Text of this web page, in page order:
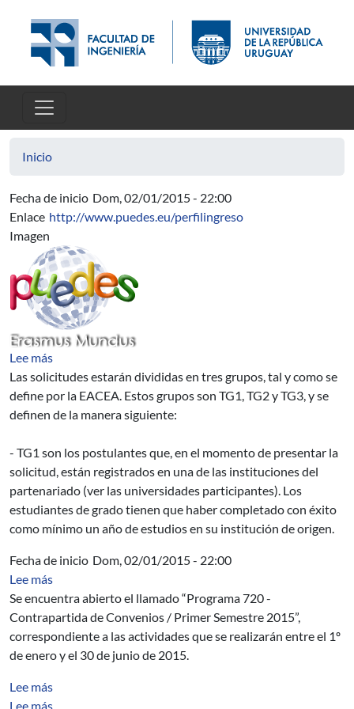
Inicio
Fecha de inicio Dom, 02/01/2015 - 22:00
Enlace http://www.puedes.eu/perfilingreso
Imagen
Lee mássobre Erasmus Mundus - Puedes
Las solicitudes estarán divididas en tres grupos, tal y como se
define por la EACEA. Estos grupos son TG1, TG2 y TG3, y se
definen de la manera siguiente:
- TG1 son los postulantes que, en el momento de presentar la
solicitud, están registrados en una de las instituciones del
partenariado (ver las universidades participantes). Los
estudiantes de grado tienen que haber completado con éxito
como mínimo un año de estudios en su institución de origen.
Fecha de inicio Dom, 02/01/2015 - 22:00
Lee mássobre Programa 720 Contrapartida de Convenios -
Se encuentra abierto el llamado “Programa 720 -
Contrapartida de Convenios / Primer Semestre 2015”,
correspondiente a las actividades que se realizarán entre el 1º
de enero y el 30 de junio de 2015.
Lee mássobre Evaluación del Uso de un Paquete de
Lee mássobre Analysis of design defects injection and removal